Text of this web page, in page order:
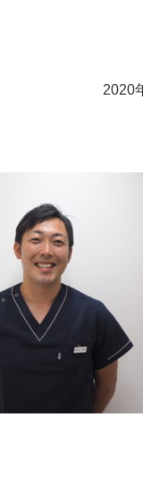
2020